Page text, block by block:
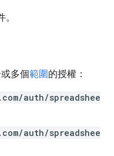
多個範圍的授權：
auth/spreadshee
auth/spreadshee